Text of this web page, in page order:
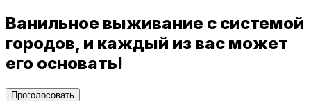
Ванильное выживание с системой
городов, и каждый из вас может
его основать!
Проголосовать